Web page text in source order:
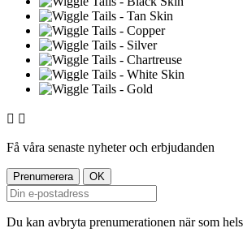
 
Få våra senaste nyheter och erbjudanden
Du kan avbryta prenumerationen när som